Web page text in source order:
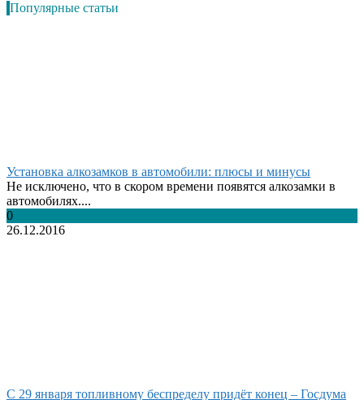
Популярные статьи
Установка алкозамков в автомобили: плюсы и минусы
Не исключено, что в скором времени появятся алкозамки в
автомобилях....
0
26.12.2016
С 29 января топливному беспределу придёт конец – Госдума